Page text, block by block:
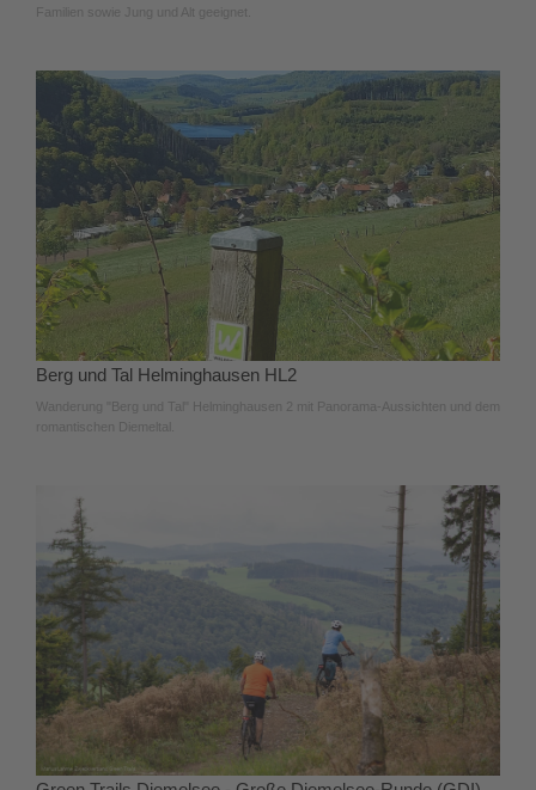
Familien sowie Jung und Alt geeignet.
Berg und Tal Helminghausen HL2
Wanderung "Berg und Tal" Helminghausen 2 mit Panorama-Aussichten und dem
romantischen Diemeltal.